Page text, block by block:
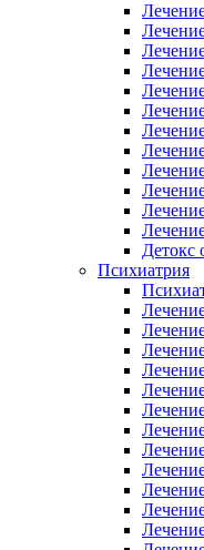
Детокс
Психиатрия